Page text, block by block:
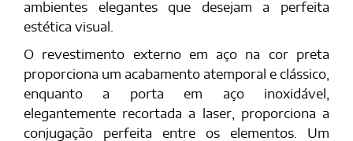
ambientes elegantes que desejam a perfeita
estética visual.
O revestimento externo em aço na cor preta
proporciona um acabamento atemporal e clássico,
enquanto a porta em aço inoxidável,
elegantemente recortada a laser, proporciona a
conjugação perfeita entre os elementos. Um